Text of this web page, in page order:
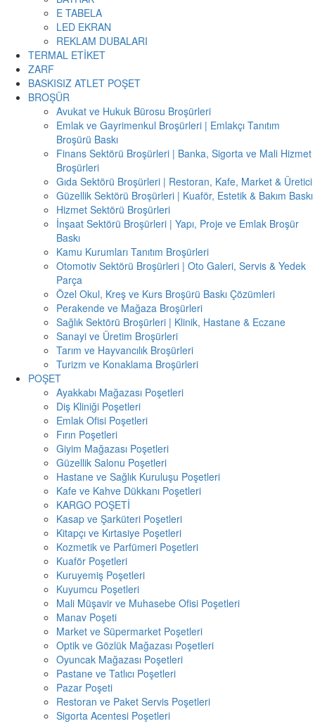
E TABELA
LED EKRAN
REKLAM DUBALARI
TERMAL ETİKET
ZARF
BASKISIZ ATLET POŞET
BROŞÜR
Avukat ve Hukuk Bürosu Broşürleri
Emlak ve Gayrimenkul Broşürleri | Emlakçı Tanıtım
Broşürü Baskı
Finans Sektörü Broşürleri | Banka, Sigorta ve Mali Hizmet
Broşürleri
Gıda Sektörü Broşürleri | Restoran, Kafe, Market & Üretici
Güzellik Sektörü Broşürleri | Kuaför, Estetik & Bakım Baskı
Hizmet Sektörü Broşürleri
İnşaat Sektörü Broşürleri | Yapı, Proje ve Emlak Broşür
Baskı
Kamu Kurumları Tanıtım Broşürleri
Otomotiv Sektörü Broşürleri | Oto Galeri, Servis & Yedek
Parça
Özel Okul, Kreş ve Kurs Broşürü Baskı Çözümleri
Perakende ve Mağaza Broşürleri
Sağlık Sektörü Broşürleri | Klinik, Hastane & Eczane
Sanayi ve Üretim Broşürleri
Tarım ve Hayvancılık Broşürleri
Turizm ve Konaklama Broşürleri
POŞET
Ayakkabı Mağazası Poşetleri
Diş Kliniği Poşetleri
Emlak Ofisi Poşetleri
Fırın Poşetleri
Giyim Mağazası Poşetleri
Güzellik Salonu Poşetleri
Hastane ve Sağlık Kuruluşu Poşetleri
Kafe ve Kahve Dükkanı Poşetleri
KARGO POŞETİ
Kasap ve Şarküteri Poşetleri
Kitapçı ve Kırtasiye Poşetleri
Kozmetik ve Parfümeri Poşetleri
Kuaför Poşetleri
Kuruyemiş Poşetleri
Kuyumcu Poşetleri
Mali Müşavir ve Muhasebe Ofisi Poşetleri
Manav Poşeti
Market ve Süpermarket Poşetleri
Optik ve Gözlük Mağazası Poşetleri
Oyuncak Mağazası Poşetleri
Pastane ve Tatlıcı Poşetleri
Pazar Poşeti
Restoran ve Paket Servis Poşetleri
Sigorta Acentesi Poşetleri